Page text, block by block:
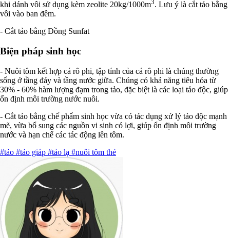
khi dánh vôi sử dụng kèm zeolite 20kg/1000m3. Lưu ý là cắt tảo bằng
vôi vào ban đêm.
- Cắt tảo bằng Đồng Sunfat
Biện pháp sinh học
- Nuôi tôm kết hợp cá rô phi, tập tính của cá rô phi là chúng thường
sống ở tầng đáy và tầng nước giữa. Chúng có khả năng tiêu hóa từ
30% - 60% hàm lượng đạm trong tảo, đặc biệt là các loại tảo độc, giúp
ổn định môi trường nước nuôi.
- Cắt tảo bằng chế phẩm sinh học vừa có tác dụng xử lý tảo độc mạnh
mẽ, vừa bổ sung các nguồn vi sinh có lợi, giúp ổn định môi trường
nước và hạn chế các tác động lên tôm.
#tảo #tảo giáp #tảo lạ #nuôi tôm thẻ